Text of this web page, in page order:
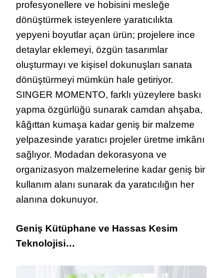
profesyonellere ve hobisini mesleğe
dönüştürmek isteyenlere yaratıcılıkta
yepyeni boyutlar açan ürün; projelere ince
detaylar eklemeyi, özgün tasarımlar
oluşturmayı ve kişisel dokunuşları sanata
dönüştürmeyi mümkün hale getiriyor.
SINGER MOMENTO, farklı yüzeylere baskı
yapma özgürlüğü sunarak camdan ahşaba,
kâğıttan kumaşa kadar geniş bir malzeme
yelpazesinde yaratıcı projeler üretme imkânı
sağlıyor. Modadan dekorasyona ve
organizasyon malzemelerine kadar geniş bir
kullanım alanı sunarak da yaratıcılığın her
alanına dokunuyor.
Geniş Kütüphane ve Hassas Kesim
Teknolojisi…